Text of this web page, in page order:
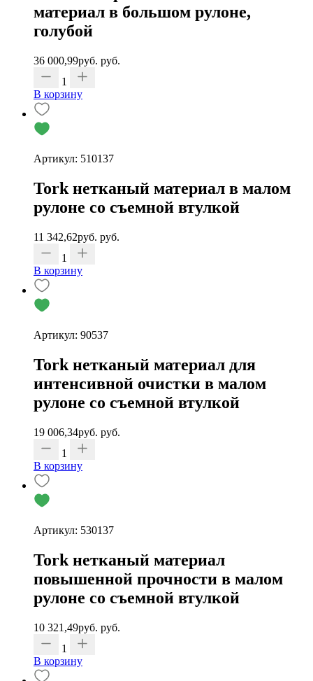
материал в большом рулоне,
голубой
36 000,99руб. руб.
1
В корзину
Артикул: 510137
Tork нетканый материал в малом
рулоне со съемной втулкой
11 342,62руб. руб.
1
В корзину
Артикул: 90537
Tork нетканый материал для
интенсивной очистки в малом
рулоне со съемной втулкой
19 006,34руб. руб.
1
В корзину
Артикул: 530137
Tork нетканый материал
повышенной прочности в малом
рулоне со съемной втулкой
10 321,49руб. руб.
1
В корзину